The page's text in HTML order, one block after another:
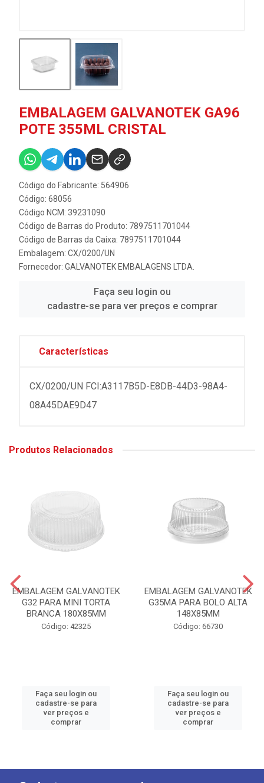
EMBALAGEM GALVANOTEK GA96
POTE 355ML CRISTAL
Código do Fabricante: 564906
Código: 68056
Código NCM: 39231090
Código de Barras do Produto: 7897511701044
Código de Barras da Caixa: 7897511701044
Embalagem: CX/0200/UN
Fornecedor: GALVANOTEK EMBALAGENS LTDA.
Faça seu login ou
cadastre-se para ver preços e comprar
Características
CX/0200/UN FCI:A3117B5D-E8DB-44D3-98A4-
08A45DAE9D47
Produtos Relacionados
EMBALAGEM GALVANOTEK
G32 PARA MINI TORTA
BRANCA 180X85MM
Código: 42325
Faça seu login ou
cadastre-se para
ver preços e
comprar
EMBALAGEM GALVANOTEK
G35MA PARA BOLO ALTA
148X85MM
Código: 66730
Faça seu login ou
cadastre-se para
ver preços e
comprar